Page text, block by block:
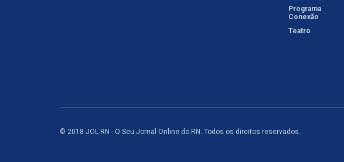
Programa
Conexão
Teatro
© 2018 JOL RN - O Seu Jornal Online do RN. Todos os direitos reservados.